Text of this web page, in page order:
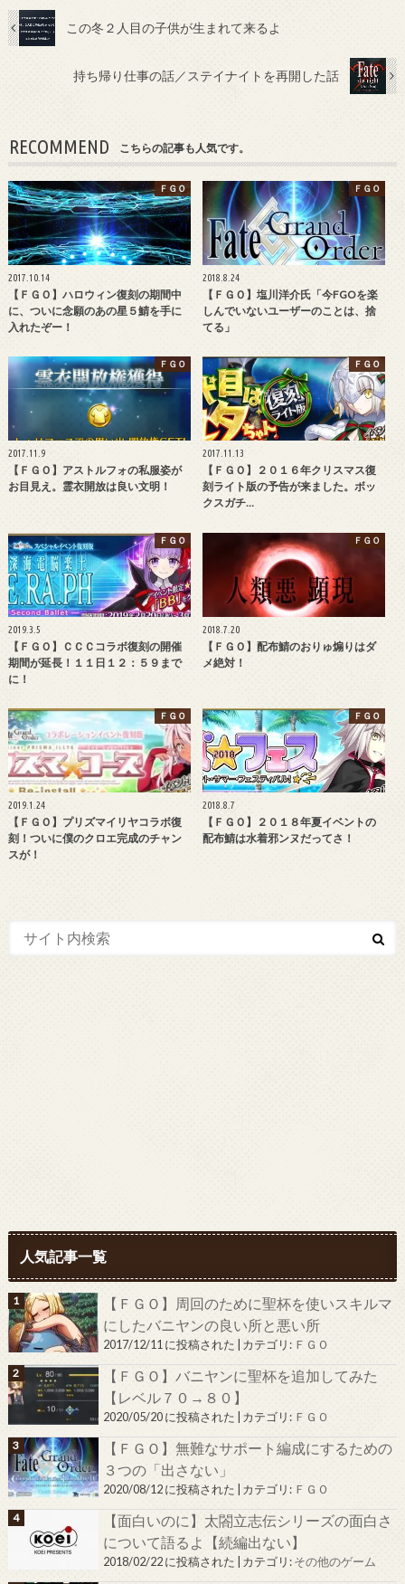
この冬２人目の子供が生まれて来るよ
持ち帰り仕事の話／ステイナイトを再開した話
RECOMMEND こちらの記事も人気です。
ＦＧＯ
2017.10.14
【ＦＧＯ】ハロウィン復刻の期間中
に、ついに念願のあの星５鯖を手に
入れたぞー！
ＦＧＯ
2018.8.24
【ＦＧＯ】塩川洋介氏「今FGOを楽
しんでいないユーザーのことは、捨
てる」
ＦＧＯ
2017.11.9
【ＦＧＯ】アストルフォの私服姿が
お目見え。霊衣開放は良い文明！
ＦＧＯ
2017.11.13
【ＦＧＯ】２０１６年クリスマス復
刻ライト版の予告が来ました。ボッ
クスガチ…
ＦＧＯ
2019.3.5
【ＦＧＯ】ＣＣＣコラボ復刻の開催
期間が延長！１１日１２：５９まで
に！
ＦＧＯ
2018.7.20
【ＦＧＯ】配布鯖のおりゅ煽りはダ
メ絶対！
ＦＧＯ
2019.1.24
【ＦＧＯ】プリズマイリヤコラボ復
刻！ついに僕のクロエ完成のチャン
スが！
ＦＧＯ
2018.8.7
【ＦＧＯ】２０１８年夏イベントの
配布鯖は水着邪ンヌだってさ！
人気記事一覧
【ＦＧＯ】周回のために聖杯を使いスキルマ
にしたバニヤンの良い所と悪い所
2017/12/11 に投稿された カテゴリ: ＦＧＯ
【ＦＧＯ】バニヤンに聖杯を追加してみた
【レベル７０→８０】
2020/05/20 に投稿された カテゴリ: ＦＧＯ
【ＦＧＯ】無難なサポート編成にするための
３つの「出さない」
2020/08/12 に投稿された カテゴリ: ＦＧＯ
【面白いのに】太閤立志伝シリーズの面白さ
について語るよ【続編出ない】
2018/02/22 に投稿された カテゴリ:その他のゲーム